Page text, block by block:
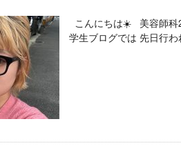
こんにちは☀️ 美容師
学生ブログでは 先日行